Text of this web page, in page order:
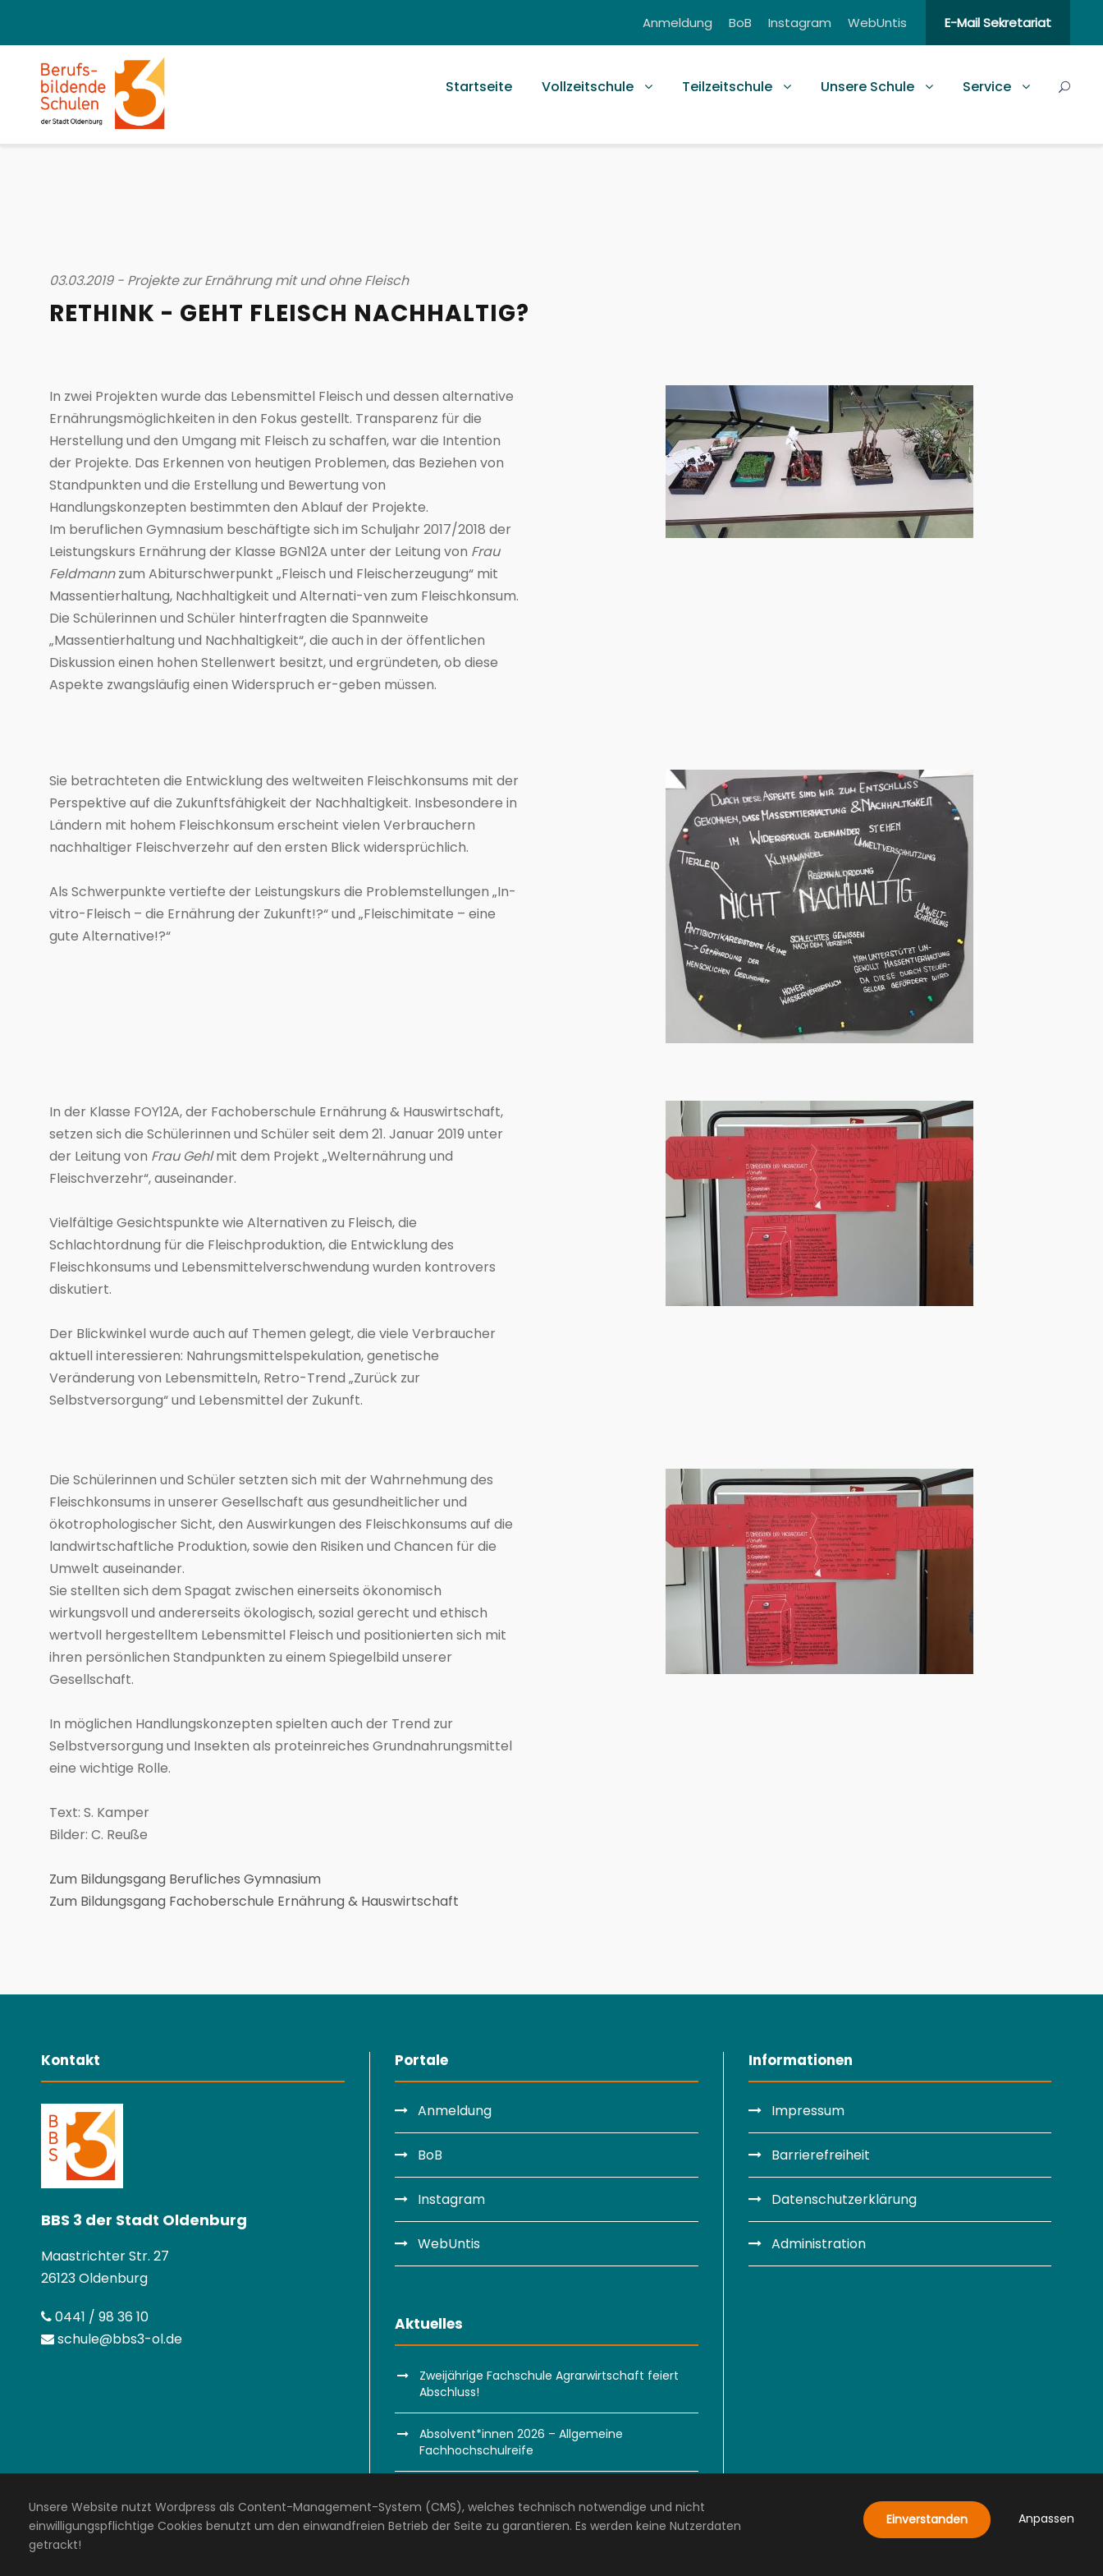
Anmeldung BoB Instagram WebUntis E-Mail Sekretariat
Startseite Vollzeitschule Teilzeitschule Unsere Schule Service
03.03.2019 - Projekte zur Ernährung mit und ohne Fleisch
RETHINK - GEHT FLEISCH NACHHALTIG?
In zwei Projekten wurde das Lebensmittel Fleisch und dessen alternative
Ernährungsmöglichkeiten in den Fokus gestellt. Transparenz für die
Herstellung und den Umgang mit Fleisch zu schaffen, war die Intention
der Projekte. Das Erkennen von heutigen Problemen, das Beziehen von
Standpunkten und die Erstellung und Bewertung von
Handlungskonzepten bestimmten den Ablauf der Projekte.
Im beruflichen Gymnasium beschäftigte sich im Schuljahr 2017/2018 der
Leistungskurs Ernährung der Klasse BGN12A unter der Leitung von Frau
Feldmannzum Abiturschwerpunkt „Fleisch und Fleischerzeugung“ mit
Massentierhaltung, Nachhaltigkeit und Alternati-ven zum Fleischkonsum.
Die Schülerinnen und Schüler hinterfragten die Spannweite
„Massentierhaltung und Nachhaltigkeit“, die auch in der öffentlichen
Diskussion einen hohen Stellenwert besitzt, und ergründeten, ob diese
Aspekte zwangsläufig einen Widerspruch er-geben müssen.
Sie betrachteten die Entwicklung des weltweiten Fleischkonsums mit der
Perspektive auf die Zukunftsfähigkeit der Nachhaltigkeit. Insbesondere in
Ländern mit hohem Fleischkonsum erscheint vielen Verbrauchern
nachhaltiger Fleischverzehr auf den ersten Blick widersprüchlich.
Als Schwerpunkte vertiefte der Leistungskurs die Problemstellungen „In-
vitro-Fleisch – die Ernährung der Zukunft!?“ und „Fleischimitate – eine
gute Alternative!?“
In der Klasse FOY12A, der Fachoberschule Ernährung & Hauswirtschaft,
setzen sich die Schülerinnen und Schüler seit dem 21. Januar 2019 unter
der Leitung von Frau Gehlmit dem Projekt „Welternährung und
Fleischverzehr“, auseinander.
Vielfältige Gesichtspunkte wie Alternativen zu Fleisch, die
Schlachtordnung für die Fleischproduktion, die Entwicklung des
Fleischkonsums und Lebensmittelverschwendung wurden kontrovers
diskutiert.
Der Blickwinkel wurde auch auf Themen gelegt, die viele Verbraucher
aktuell interessieren: Nahrungsmittelspekulation, genetische
Veränderung von Lebensmitteln, Retro-Trend „Zurück zur
Selbstversorgung“ und Lebensmittel der Zukunft.
Die Schülerinnen und Schüler setzten sich mit der Wahrnehmung des
Fleischkonsums in unserer Gesellschaft aus gesundheitlicher und
ökotrophologischer Sicht, den Auswirkungen des Fleischkonsums auf die
landwirtschaftliche Produktion, sowie den Risiken und Chancen für die
Umwelt auseinander.
Sie stellten sich dem Spagat zwischen einerseits ökonomisch
wirkungsvoll und andererseits ökologisch, sozial gerecht und ethisch
wertvoll hergestelltem Lebensmittel Fleisch und positionierten sich mit
ihren persönlichen Standpunkten zu einem Spiegelbild unserer
Gesellschaft.
In möglichen Handlungskonzepten spielten auch der Trend zur
Selbstversorgung und Insekten als proteinreiches Grundnahrungsmittel
eine wichtige Rolle.
Text: S. Kamper
Bilder: C. Reuße
Zum Bildungsgang Berufliches Gymnasium
Zum Bildungsgang Fachoberschule Ernährung & Hauswirtschaft
Kontakt
BBS 3 der Stadt Oldenburg
Maastrichter Str. 27
26123 Oldenburg
0441 / 98 36 10
schule@bbs3-ol.de
Portale
Anmeldung
BoB
Instagram
WebUntis
Aktuelles
Zweijährige Fachschule Agrarwirtschaft feiert
Abschluss!
Absolvent*innen 2026 – Allgemeine
Fachhochschulreife
Informationen
Impressum
Barrierefreiheit
Datenschutzerklärung
Administration
Unsere Website nutzt Wordpress als Content-Management-System (CMS), welches technisch notwendige und nicht
einwilligungspflichtige Cookies benutzt um den einwandfreien Betrieb der Seite zu garantieren. Es werden keine Nutzerdaten
getrackt!
Einverstanden Anpassen